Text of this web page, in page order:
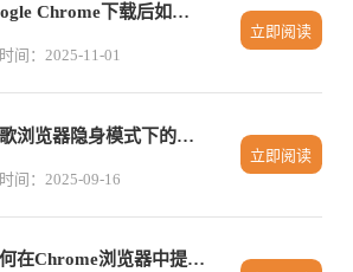
google Chrome下载后如何同步书签和浏览历史
时间：2025-11-01
立即阅读
谷歌浏览器隐身模式下的安全防护介绍
时间：2025-09-16
立即阅读
如何在Chrome浏览器中提升网页加载速度